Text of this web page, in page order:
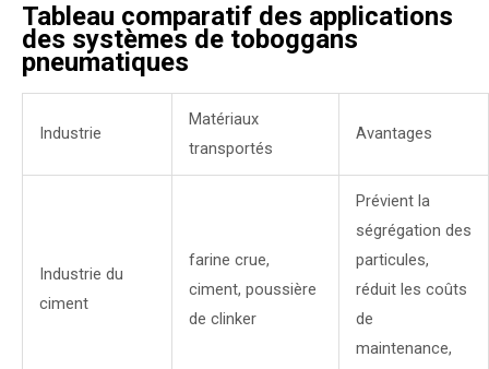
Tableau comparatif des applications
des systèmes de toboggans
pneumatiques
Industrie
Matériaux
transportés
Avantages
Industrie du
ciment
farine crue,
ciment, poussière
de clinker
Prévient la
ségrégation des
particules,
réduit les coûts
de
maintenance,